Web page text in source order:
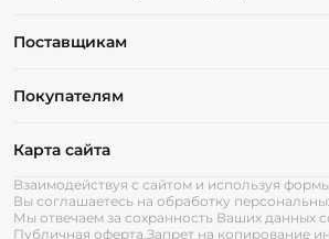
Поставщикам
Покупателям
Карта сайта
Взаимодействуя с сайтом и используя
Вы соглашаетесь на обработку
Мы отвечаем за сохранность Ваших данных
Публичная оферта.Запрет на копирование